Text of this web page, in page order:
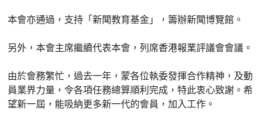
本會亦通過，支持「新聞教育基金」，籌辦新聞博覽館。
另外，本會主席繼續代表本會，列席香港報業評議會會議。
由於會務繁忙，過去一年，蒙各位執委發揮合作精神，及動
員業界力量，令各項任務總算順利完成，特此衷心致謝。希
望新一屆，能吸納更多新一代的會員，加入工作。